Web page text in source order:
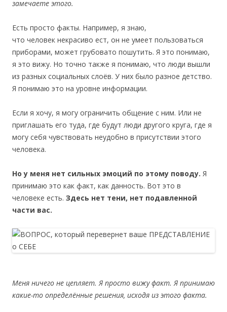
замечаете этого.
Есть просто факты. Например, я знаю,
что человек некрасиво ест, он не умеет пользоваться
приборами, может грубовато пошутить. Я это понимаю,
я это вижу. Но точно также я понимаю, что люди вышли
из разных социальных слоёв. У них было разное детство.
Я понимаю это на уровне информации.
Если я хочу, я могу ограничить общение с ним. Или не
приглашать его туда, где будут люди другого круга, где я
могу себя чувствовать неудобно в присутствии этого
человека.
Но у меня нет сильных эмоций по этому поводу. Я
принимаю это как факт, как данность. Вот это в
человеке есть. Здесь нет тени, нет подавленной
части вас.
Меня ничего не цепляет. Я просто вижу факт. Я принимаю
какие-то определённые решения, исходя из этого факта.